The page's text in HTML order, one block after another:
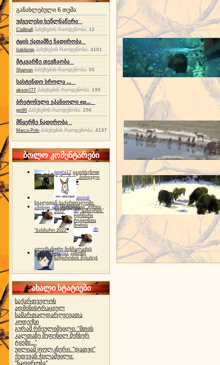
განახლებული 6 თემა
უძველესი ხეწლნაწერი
Ciallinall პასუხების რაოდენობა:12
ტყის ქათამზე ნადირობა
Iraklisnip პასუხების რაოდენობა: 4101
მტკვარზე თევზაობა
Shaman პასუხების რაოდენობა:55
სასტენდო სროლა ...
akson777 პასუხების რაოდენობა:195
ბრეტონული ეპანიოლი ep...
gio90 პასუხების რაოდენობა:256
მწყერზე ნადირობა
Marco-Polo პასუხების რაოდენობა:4137
ბოლო კომენტარები
gogita12 გავიხსენოთ
"ბაზიერის" პირველი
ტურნირი ❤
amindi
ხვალიდან საქართველოში
ამინდი გაუარესდება
dh სპორტინგი "გურია
2022"
dh "ბაზიერის"
ტურნირი
რეგიონთა
შორის
"ბახმარო 2022"
dh
ალექსანდრე ჩინჩალაძის
მემორიალიgocha1 კანონი
ნადირობის შესახებ
ახალი სტატიები
საქართველოს
ადმინისტრაციულ
სამართალდარღვევათა
კოდექსი
გურამ რჩეულიშვილი: "მთის
კალთაზე შეფენილ მეჩხერ
ტყეში..."
უილიამ ფოლკნერი: "დათვი"
ქეთევან ჭილაშვილი:
"ნადირობა"